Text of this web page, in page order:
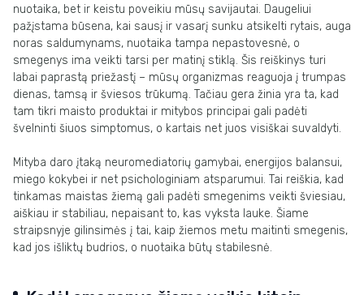
nuotaika, bet ir keistu poveikiu mūsų savijautai. Daugeliui
pažįstama būsena, kai sausį ir vasarį sunku atsikelti rytais, auga
noras saldumynams, nuotaika tampa nepastovesnė, o
smegenys ima veikti tarsi per matinį stiklą. Šis reiškinys turi
labai paprastą priežastį – mūsų organizmas reaguoja į trumpas
dienas, tamsą ir šviesos trūkumą. Tačiau gera žinia yra ta, kad
tam tikri maisto produktai ir mitybos principai gali padėti
švelninti šiuos simptomus, o kartais net juos visiškai suvaldyti.
Mityba daro įtaką neuromediatorių gamybai, energijos balansui,
miego kokybei ir net psichologiniam atsparumui. Tai reiškia, kad
tinkamas maistas žiemą gali padėti smegenims veikti šviesiau,
aiškiau ir stabiliau, nepaisant to, kas vyksta lauke. Šiame
straipsnyje gilinsimės į tai, kaip žiemos metu maitinti smegenis,
kad jos išliktų budrios, o nuotaika būtų stabilesnė.